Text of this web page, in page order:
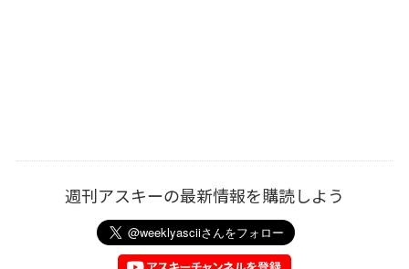
週刊アスキーの最新情報を購読しよう